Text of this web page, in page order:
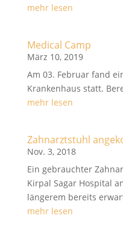
mehr lesen
Medical Camp
März 10, 2019
Am 03. Februar fand
Krankenhaus statt.
mehr lesen
Zahnarztstuhl
Nov. 3, 2018
Ein gebrauchter
Kirpal Sagar Hospital
längerem bereits
mehr lesen